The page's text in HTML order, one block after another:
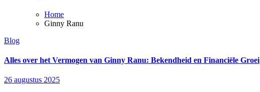
Home
Ginny Ranu
Blog
Alles over het Vermogen van Ginny Ranu: Bekendheid en Financiële Groei
26 augustus 2025